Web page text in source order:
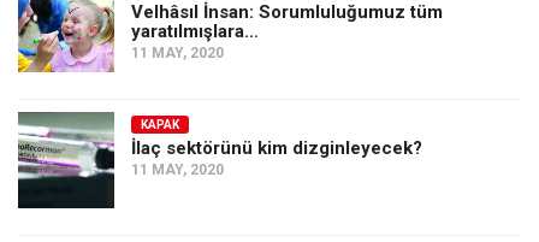
Velhâsıl İnsan: Sorumluluğumuz tüm
yaratılmışlara…
11 MAY, 2020
KAPAK
İlaç sektörünü kim dizginleyecek?
11 MAY, 2020